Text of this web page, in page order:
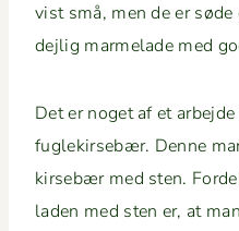
vist små, men de er
dejlig marme­lade med
Det er noget af et
fuglekirse­bær. Denne
kirse­bær med sten.
laden med sten er, at